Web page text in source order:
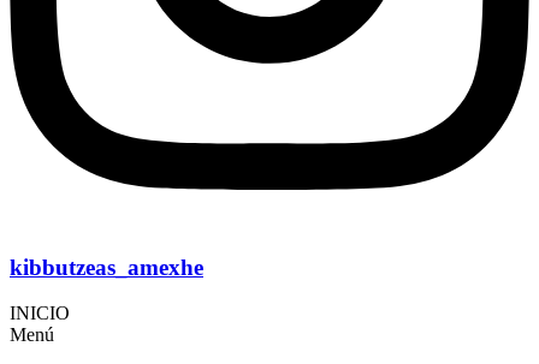
kibbutzeas_amexhe
INICIO
Menú